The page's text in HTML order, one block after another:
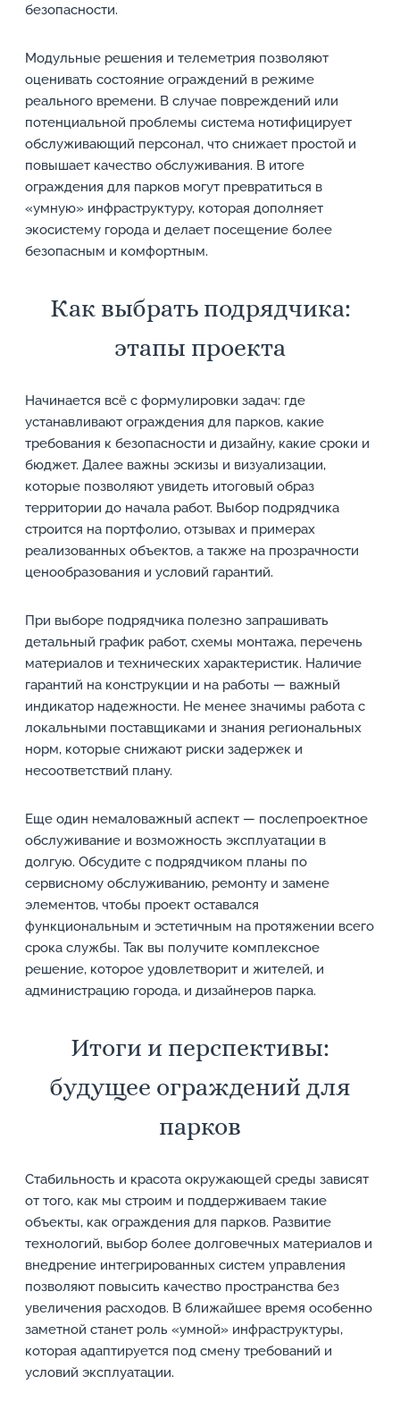
безопасности.
Модульные решения и телеметрия позволяют
оценивать состояние ограждений в режиме
реального времени. В случае повреждений или
потенциальной проблемы система нотифицирует
обслуживающий персонал, что снижает простой и
повышает качество обслуживания. В итоге
ограждения для парков могут превратиться в
«умную» инфраструктуру, которая дополняет
экосистему города и делает посещение более
безопасным и комфортным.
Как выбрать подрядчика:
этапы проекта
Начинается всё с формулировки задач: где
устанавливают ограждения для парков, какие
требования к безопасности и дизайну, какие сроки и
бюджет. Далее важны эскизы и визуализации,
которые позволяют увидеть итоговый образ
территории до начала работ. Выбор подрядчика
строится на портфолио, отзывах и примерах
реализованных объектов, а также на прозрачности
ценообразования и условий гарантий.
При выборе подрядчика полезно запрашивать
детальный график работ, схемы монтажа, перечень
материалов и технических характеристик. Наличие
гарантий на конструкции и на работы — важный
индикатор надежности. Не менее значимы работа с
локальными поставщиками и знания региональных
норм, которые снижают риски задержек и
несоответствий плану.
Еще один немаловажный аспект — послепроектное
обслуживание и возможность эксплуатации в
долгую. Обсудите с подрядчиком планы по
сервисному обслуживанию, ремонту и замене
элементов, чтобы проект оставался
функциональным и эстетичным на протяжении всего
срока службы. Так вы получите комплексное
решение, которое удовлетворит и жителей, и
администрацию города, и дизайнеров парка.
Итоги и перспективы:
будущее ограждений для
парков
Стабильность и красота окружающей среды зависят
от того, как мы строим и поддерживаем такие
объекты, как ограждения для парков. Развитие
технологий, выбор более долговечных материалов и
внедрение интегрированных систем управления
позволяют повысить качество пространства без
увеличения расходов. В ближайшее время особенно
заметной станет роль «умной» инфраструктуры,
которая адаптируется под смену требований и
условий эксплуатации.